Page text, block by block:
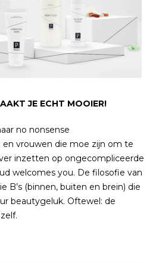
JE ECHT MOOIER!
no nonsense
en vrouwen die moe zijn om te
inzetten op ongecompliceerde
welcomes you. De filosofie van
B’s (binnen, buiten en brein) die
beautygeluk. Oftewel: de